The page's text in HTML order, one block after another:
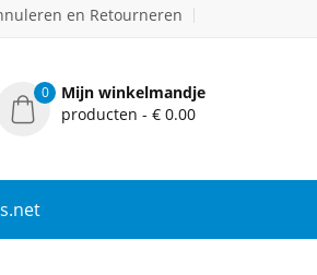
en Retourneren
0
Mijn winkelmandje
producten - € 0.00